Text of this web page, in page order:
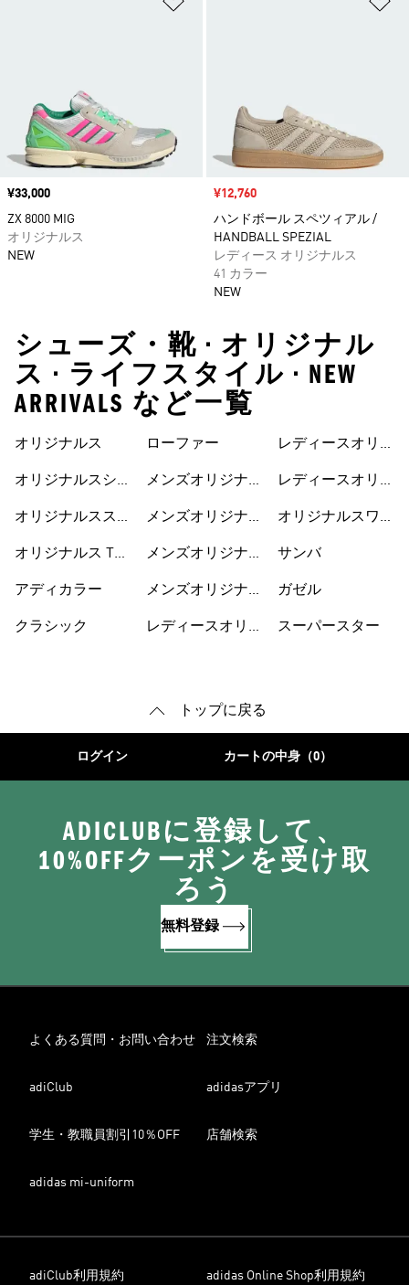
価格
¥33,000
ZX 8000 MIG
オリジナルス
NEW
セール価格
¥12,760
ハンドボール スペツィアル /
HANDBALL SPEZIAL
レディース オリジナルス
41 カラー
NEW
シューズ・靴 • オリジナル
ス • ライフスタイル • NEW
ARRIVALS など一覧
オリジナルス
オリジナルスシュ
オリジナルススウ
オリジナルス Tシ
アディカラー
クラシック
ローファー
メンズオリジナル
メンズオリジナル
メンズオリジナル
メンズオリジナル
レディースオリジ
レディースオリジ
レディースオリジ
オリジナルスワン
サンバ
ガゼル
スーパースター
トップに戻る
ログイン カートの中身（0）
ADICLUBに登録して、
10%OFFクーポンを受け取
ろう
無料登録
よくある質問・お問い合わせ 注文検索
adiClub adidasアプリ
学生・教職員割引10％OFF 店舗検索
adidas mi-uniform
adiClub利用規約 adidas Online Shop利用規約